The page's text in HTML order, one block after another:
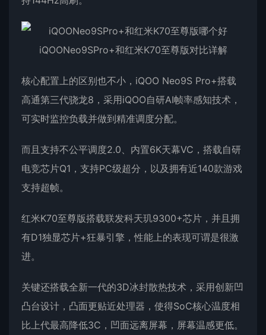
核心配置上的区别也不小，iQOO Neo9S Pro+搭载
高通第三代骁龙8，采用iQOO自研AI帧率感知技术，
可实时监控负载并做到精准调度分配。
而且支持不公平调度2.0、内置6K天幕VC，搭载自研
电竞芯片Q1，支持PC级超分，以及拥有近140款游戏
支持超帧。
红米K70至尊版搭载联发科天玑9300+芯片，并且拥
有D1独显芯片+狂暴引擎，性能上的表现可谓是很激
进。
关键还搭载全新一代的3D冰封散热技术，采用创新凹
凸台设计，凸面更贴近处理器，使得SoC核心温度相
比上代最高降低3C，凹面远离屏幕，屏幕温感更低。